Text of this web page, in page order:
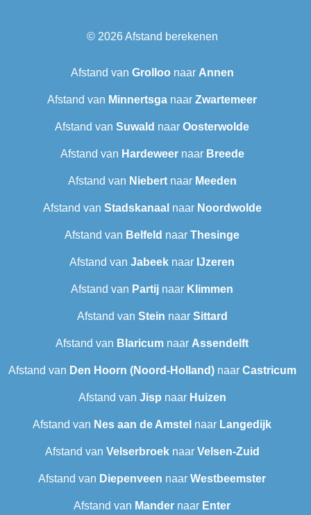
© 2026Afstand berekenen
Afstand van Grolloo naar Annen
Afstand van Minnertsga naar Zwartemeer
Afstand van Suwald naar Oosterwolde
Afstand van Hardeweernaar Breede
Afstand van Niebertnaar Meeden
Afstand van Stadskanaal naar Noordwolde
Afstand van Belfeld naar Thesinge
Afstand van Jabeek naar IJzeren
Afstand van Partij naar Klimmen
Afstand van Stein naar Sittard
Afstand van Blaricum naar Assendelft
Afstand van Den Hoorn (Noord-Holland)naar Castricum
Afstand van Jisp naar Huizen
Afstand van Nes aan de Amstel naar Langedijk
Afstand van Velserbroeknaar Velsen-Zuid
Afstand van Diepenveen naar Westbeemster
Afstand van Mander naar Enter